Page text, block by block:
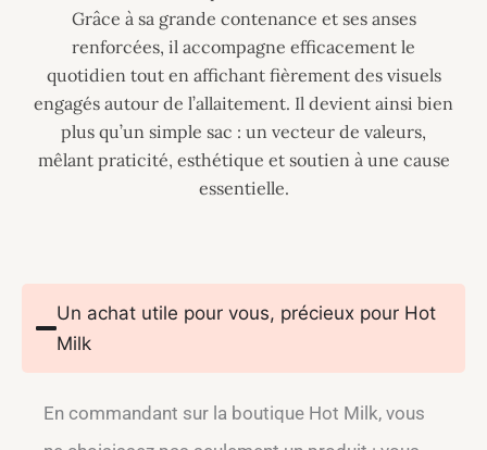
Grâce à sa grande contenance et ses anses
renforcées, il accompagne efficacement le
quotidien tout en affichant fièrement des visuels
engagés autour de l’allaitement. Il devient ainsi bien
plus qu’un simple sac : un vecteur de valeurs,
mêlant praticité, esthétique et soutien à une cause
essentielle.
Un achat utile pour vous, précieux pour Hot
Milk
En commandant sur la boutique Hot Milk, vous